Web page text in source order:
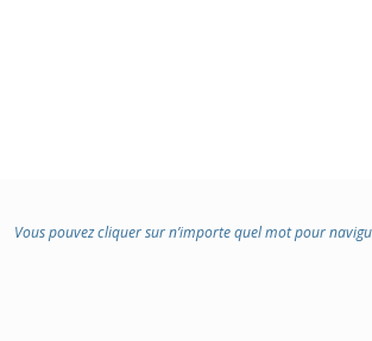
Vous pouvez cliquer sur n’importe quel mot pour